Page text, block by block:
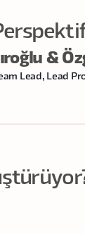
&
Lead, Lead